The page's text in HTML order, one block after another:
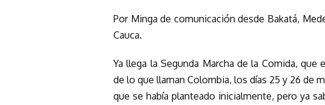
Por Minga de comunicación desde Bakatá,
Cauca.
Ya llega la Segunda Marcha de la Comida,
de lo que llaman Colombia, los días 25 y 26 de
que se había planteado inicialmente, pero ya